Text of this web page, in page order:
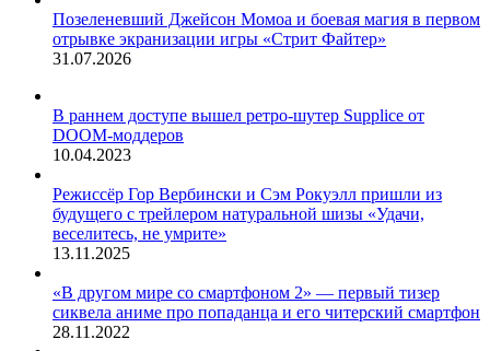
Позеленевший Джейсон Момоа и боевая магия в первом
отрывке экранизации игры «Стрит Файтер»
31.07.2026
В раннем доступе вышел ретро-шутер Supplice от
DOOM-моддеров
10.04.2023
Режиссёр Гор Вербински и Сэм Рокуэлл пришли из
будущего с трейлером натуральной шизы «Удачи,
веселитесь, не умрите»
13.11.2025
«В другом мире со смартфоном 2» — первый тизер
сиквела аниме про попаданца и его читерский смартфон
28.11.2022